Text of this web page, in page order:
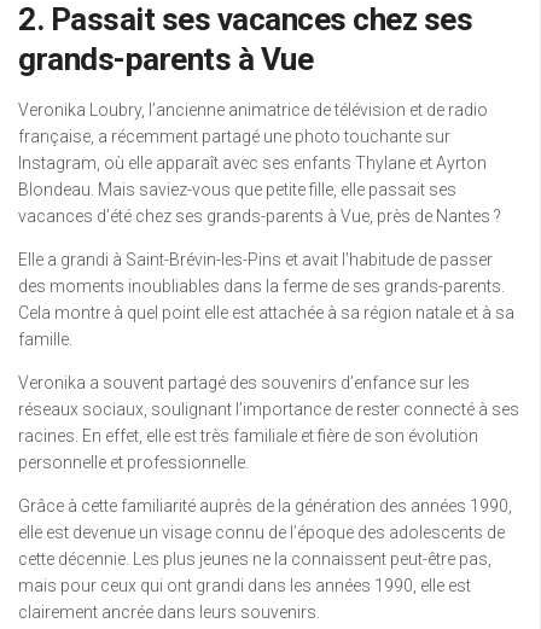
2. Passait ses vacances chez ses
grands-parents à Vue
Veronika Loubry, l’ancienne animatrice de télévision et de radio
française, a récemment partagé une photo touchante sur
Instagram, où elle apparaît avec ses enfants Thylane et Ayrton
Blondeau. Mais saviez-vous que petite fille, elle passait ses
vacances d’été chez ses grands-parents à Vue, près de Nantes ?
Elle a grandi à Saint-Brévin-les-Pins et avait l’habitude de passer
des moments inoubliables dans la ferme de ses grands-parents.
Cela montre à quel point elle est attachée à sa région natale et à sa
famille.
Veronika a souvent partagé des souvenirs d’enfance sur les
réseaux sociaux, soulignant l’importance de rester connecté à ses
racines. En effet, elle est très familiale et fière de son évolution
personnelle et professionnelle.
Grâce à cette familiarité auprès de la génération des années 1990,
elle est devenue un visage connu de l’époque des adolescents de
cette décennie. Les plus jeunes ne la connaissent peut-être pas,
mais pour ceux qui ont grandi dans les années 1990, elle est
clairement ancrée dans leurs souvenirs.